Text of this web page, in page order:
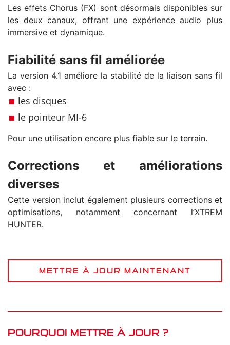
Les effets Chorus (FX) sont désormais disponibles sur
les deux canaux, offrant une expérience audio plus
immersive et dynamique.
Fiabilité sans fil améliorée
La version 4.1 améliore la stabilité de la liaison sans fil
avec :
les disques
le pointeur MI-6
Pour une utilisation encore plus fiable sur le terrain.
Corrections et améliorations
diverses
Cette version inclut également plusieurs corrections et
optimisations, notamment concernant l’XTREM
HUNTER.
METTRE À JOUR MAINTENANT
POURQUOI METTRE À JOUR ?